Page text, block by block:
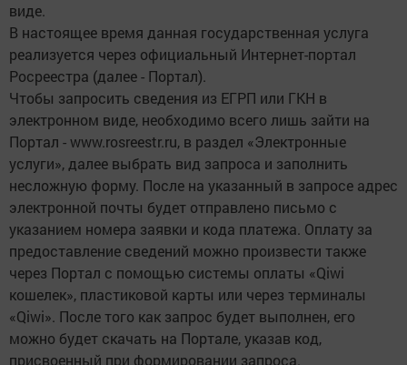
виде.
В настоящее время данная государственная услуга
реализуется через официальный Интернет-портал
Росреестра (далее - Портал).
Чтобы запросить сведения из ЕГРП или ГКН в
электронном виде, необходимо всего лишь зайти на
Портал - www.rosreestr.ru, в раздел «Электронные
услуги», далее выбрать вид запроса и заполнить
несложную форму. После на указанный в запросе адрес
электронной почты будет отправлено письмо с
указанием номера заявки и кода платежа. Оплату за
предоставление сведений можно произвести также
через Портал с помощью системы оплаты «Qiwi
кошелек», пластиковой карты или через терминалы
«Qiwi». После того как запрос будет выполнен, его
можно будет скачать на Портале, указав код,
присвоенный при формировании запроса.